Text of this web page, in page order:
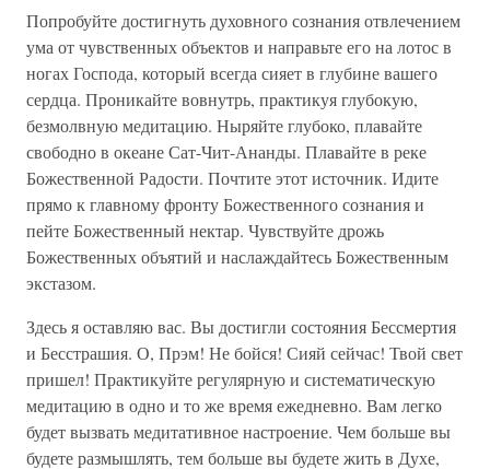
Попробуйте достигнуть духовного сознания отвлечением
ума от чувственных объектов и направьте его на лотос в
ногах Господа, который всегда сияет в глубине вашего
сердца. Проникайте вовнутрь, практикуя глубокую,
безмолвную медитацию. Ныряйте глубоко, плавайте
свободно в океане Сат-Чит-Ананды. Плавайте в реке
Божественной Радости. Почтите этот источник. Идите
прямо к главному фронту Божественного сознания и
пейте Божественный нектар. Чувствуйте дрожь
Божественных объятий и наслаждайтесь Божественным
экстазом.
Здесь я оставляю вас. Вы достигли состояния Бессмертия
и Бесстрашия. О, Прэм! Не бойся! Сияй сейчас! Твой свет
пришел! Практикуйте регулярную и систематическую
медитацию в одно и то же время ежедневно. Вам легко
будет вызвать медитативное настроение. Чем больше вы
будете размышлять, тем больше вы будете жить в Духе,